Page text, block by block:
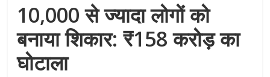
10,000 से ज्यादा लोगों को
बनाया शिकार: ₹158 करोड़ का
घोटाला